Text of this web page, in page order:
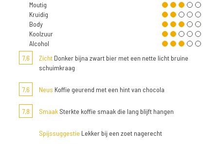
Moutig
Kruidig
Body
Koolzuur
Alcohol
7,6
Zicht Donker bijna zwart bier met een nette licht bruine
schuimkraag
7,6 Neus Koffie geurend met een hint van chocola
7,8 Smaak Sterkte koffie smaak die lang blijft hangen
Spijssuggestie Lekker bij een zoet nagerecht